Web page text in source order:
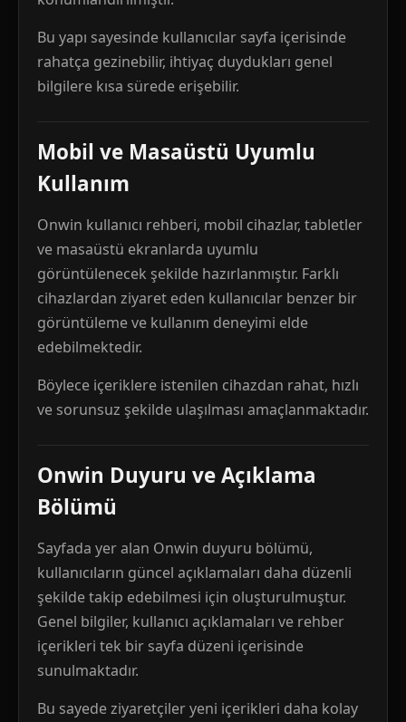
Bu yapı sayesinde kullanıcılar sayfa içerisinde
rahatça gezinebilir, ihtiyaç duydukları genel
bilgilere kısa sürede erişebilir.
Mobil ve Masaüstü Uyumlu
Kullanım
Onwin kullanıcı rehberi, mobil cihazlar, tabletler
ve masaüstü ekranlarda uyumlu
görüntülenecek şekilde hazırlanmıştır. Farklı
cihazlardan ziyaret eden kullanıcılar benzer bir
görüntüleme ve kullanım deneyimi elde
edebilmektedir.
Böylece içeriklere istenilen cihazdan rahat, hızlı
ve sorunsuz şekilde ulaşılması amaçlanmaktadır.
Onwin Duyuru ve Açıklama
Bölümü
Sayfada yer alan Onwin duyuru bölümü,
kullanıcıların güncel açıklamaları daha düzenli
şekilde takip edebilmesi için oluşturulmuştur.
Genel bilgiler, kullanıcı açıklamaları ve rehber
içerikleri tek bir sayfa düzeni içerisinde
sunulmaktadır.
Bu sayede ziyaretçiler yeni içerikleri daha kolay